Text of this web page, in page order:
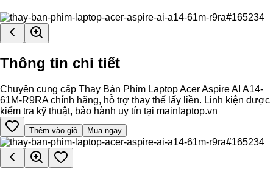
Thông tin chi tiết
Chuyên cung cấp Thay Bàn Phím Laptop Acer Aspire AI A14-
61M-R9RA chính hãng, hỗ trợ thay thế lấy liền. Linh kiện được
kiểm tra kỹ thuật, bảo hành uy tín tại mainlaptop.vn
Thêm vào giỏ Mua ngay